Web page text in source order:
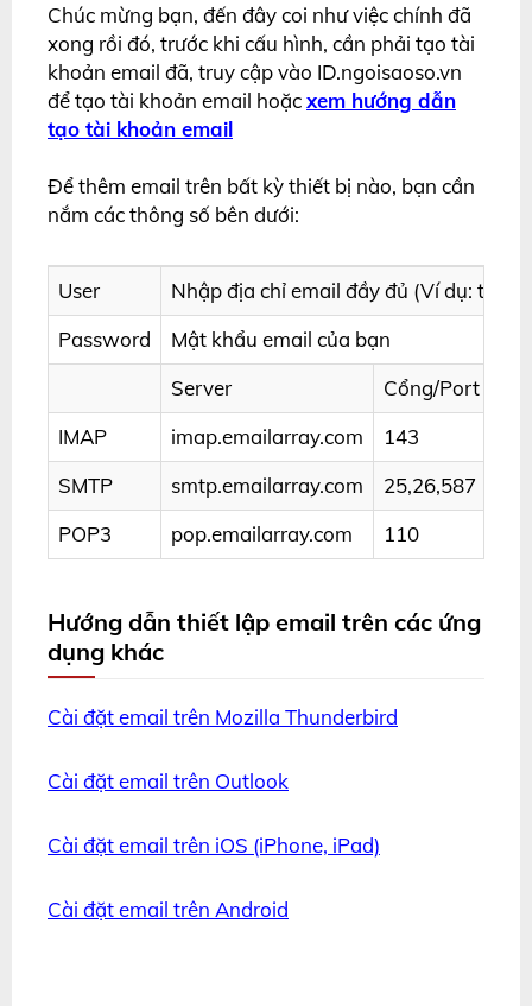
Chúc mừng bạn, đến đây coi như việc chính đã
xong rồi đó, trước khi cấu hình, cần phải tạo tài
khoản email đã, truy cập vào ID.ngoisaoso.vn
để tạo tài khoản email hoặcxem hướng dẫn
tạo tài khoản email
Để thêm email trên bất kỳ thiết bị nào, bạn cần
nắm các thông số bên dưới:
User
Nhập địa chỉ email đầy đủ (Ví dụ:
Password
Mật khẩu email của bạn
Server
Cổng/Port
IMAP
imap.emailarray.com
143
SMTP
smtp.emailarray.com
25,26,587
POP3
pop.emailarray.com 110
Hướng dẫn thiết lập email trên các ứng
dụng khác
Cài đặt email trên Mozilla Thunderbird
Cài đặt email trên Outlook
Cài đặt email trên iOS (iPhone, iPad)
Cài đặt email trên Android